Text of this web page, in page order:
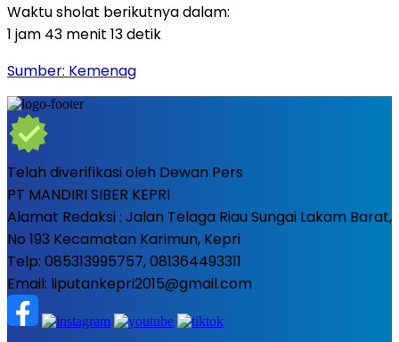
Waktu sholat berikutnya dalam:
1 jam 43 menit 11 detik
Sumber: Kemenag
Telah diverifikasi oleh Dewan Pers
PT MANDIRI SIBER KEPRI
Alamat Redaksi : Jalan Telaga Riau Sungai Lakam Barat,
No 193 Kecamatan Karimun, Kepri
Telp: 085313995757, 081364493311
Email: liputankepri2015@gmail.com